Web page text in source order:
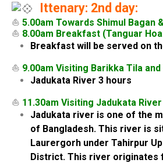
Ittenary: 2nd day:
⛵ 5.00am Towards Shimul Bagan
⛵ 8.00am Breakfast (Tanguar
Breakfast will be served on
⛵ 9.00am Visiting Barikka Tila and
Jadukata River 3 hours
⛵ 11.30am Visiting Jadukata River
Jadukata river is one of the
of Bangladesh. This river is
Laurergorh under Tahirpur
District. This river originates